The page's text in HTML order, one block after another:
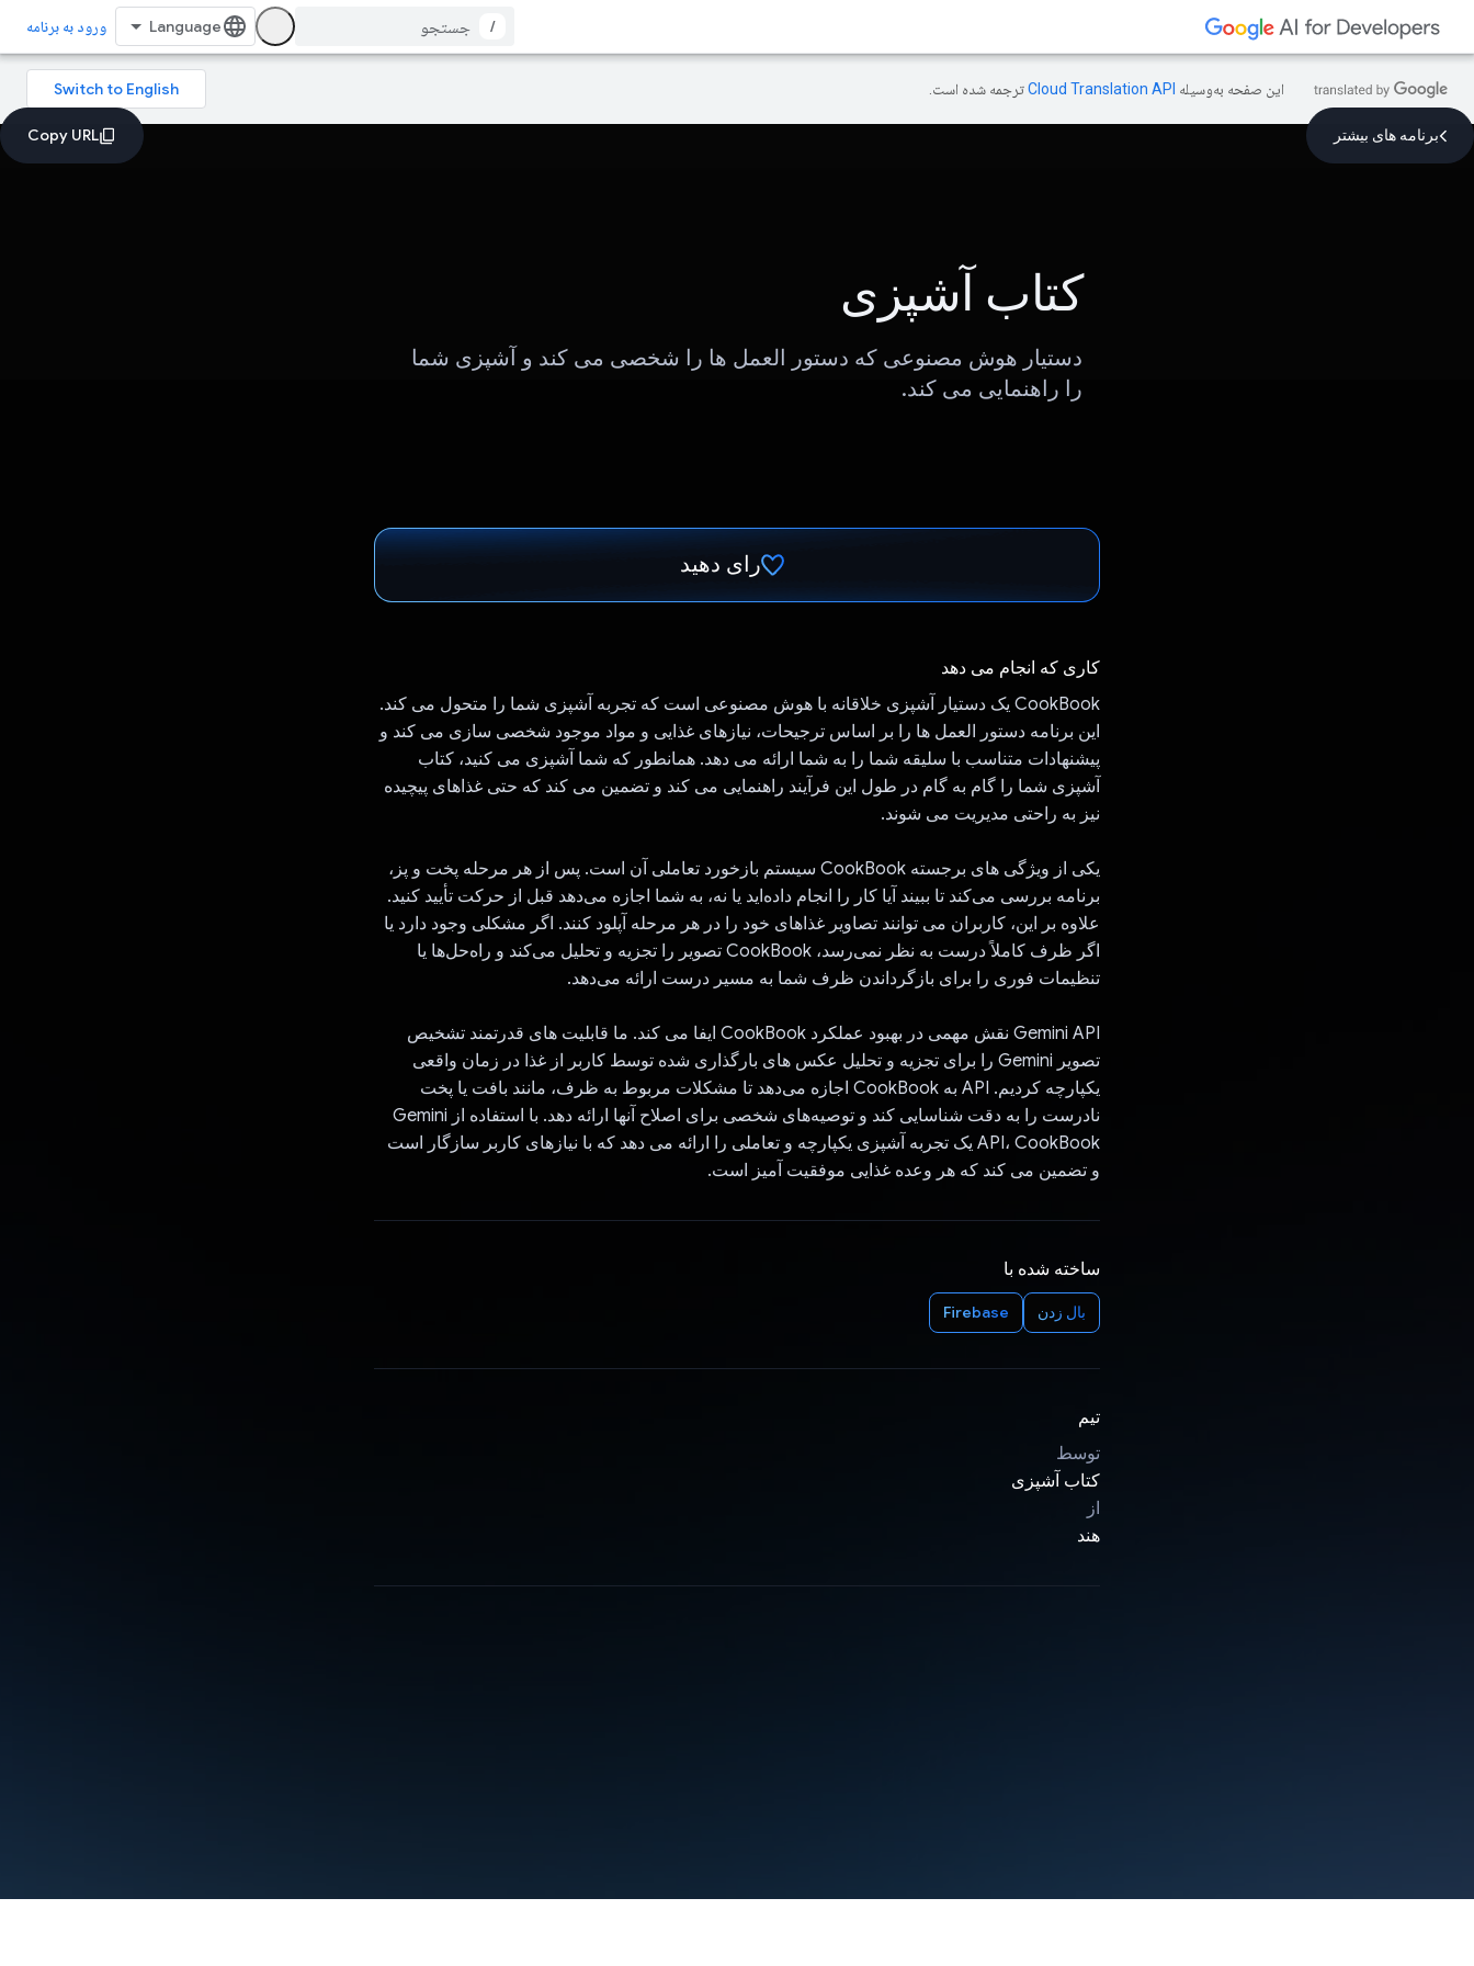
/ ورود به برنامه
این صفحه به‌وسیله ترجمه شده است.
برنامه های بیشتر
کتاب آشپزی
دستیار هوش مصنوعی که دستور العمل ها را شخصی می کند و آشپزی شما
را راهنمایی می کند.
رای دهید
کاری که انجام می دهد
CookBook یک دستیار آشپزی خلاقانه با هوش مصنوعی است که تجربه آشپزی شما را متحول می کند.
این برنامه دستور العمل ها را بر اساس ترجیحات، نیازهای غذایی و مواد موجود شخصی سازی می کند و
پیشنهادات متناسب با سلیقه شما را به شما ارائه می دهد. همانطور که شما آشپزی می کنید، کتاب
آشپزی شما را گام به گام در طول این فرآیند راهنمایی می کند و تضمین می کند که حتی غذاهای پیچیده
نیز به راحتی مدیریت می شوند.
یکی از ویژگی های برجسته CookBook سیستم بازخورد تعاملی آن است. پس از هر مرحله پخت و پز،
برنامه بررسی می‌کند تا ببیند آیا کار را انجام داده‌اید یا نه، به شما اجازه می‌دهد قبل از حرکت تأیید کنید.
علاوه بر این، کاربران می توانند تصاویر غذاهای خود را در هر مرحله آپلود کنند. اگر مشکلی وجود دارد یا
اگر ظرف کاملاً درست به نظر نمی‌رسد، CookBook تصویر را تجزیه و تحلیل می‌کند و راه‌حل‌ها یا
تنظیمات فوری را برای بازگرداندن ظرف شما به مسیر درست ارائه می‌دهد.
Gemini API نقش مهمی در بهبود عملکرد CookBook ایفا می کند. ما قابلیت های قدرتمند تشخیص
تصویر Gemini را برای تجزیه و تحلیل عکس های بارگذاری شده توسط کاربر از غذا در زمان واقعی
یکپارچه کردیم. API به CookBook اجازه می‌دهد تا مشکلات مربوط به ظرف، مانند بافت یا پخت
نادرست را به دقت شناسایی کند و توصیه‌های شخصی برای اصلاح آنها ارائه دهد. با استفاده از Gemini
API، CookBook یک تجربه آشپزی یکپارچه و تعاملی را ارائه می دهد که با نیازهای کاربر سازگار است
و تضمین می کند که هر وعده غذایی موفقیت آمیز است.
ساخته شده با
بال زدن Firebase
تیم
توسط
کتاب آشپزی
از
هند